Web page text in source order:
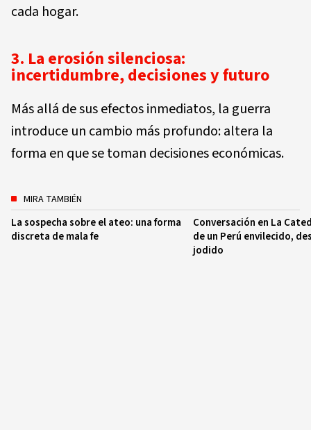
cada hogar.
3. La erosión silenciosa:
incertidumbre, decisiones y futuro
Más allá de sus efectos inmediatos, la guerra
introduce un cambio más profundo: altera la
forma en que se toman decisiones económicas.
MIRA TAMBIÉN
La sospecha sobre el ateo: una forma
discreta de mala fe
Conversación en La
de un Perú envilecido,
jodido